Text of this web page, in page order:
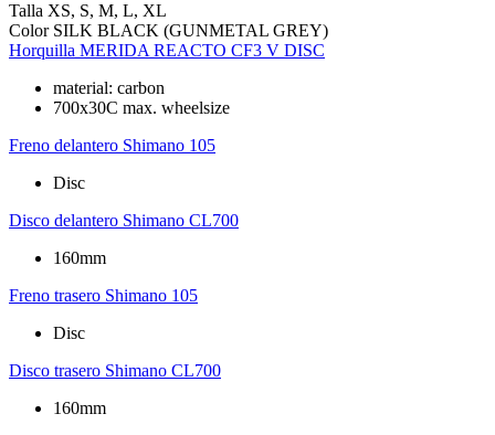
Talla XS, S, M, L, XL
Color SILK BLACK (GUNMETAL GREY)
Horquilla MERIDA REACTO CF3 V DISC
material: carbon
700x30C max. wheelsize
Freno delantero Shimano 105
Disc
Disco delantero Shimano CL700
160mm
Freno trasero Shimano 105
Disc
Disco trasero Shimano CL700
160mm